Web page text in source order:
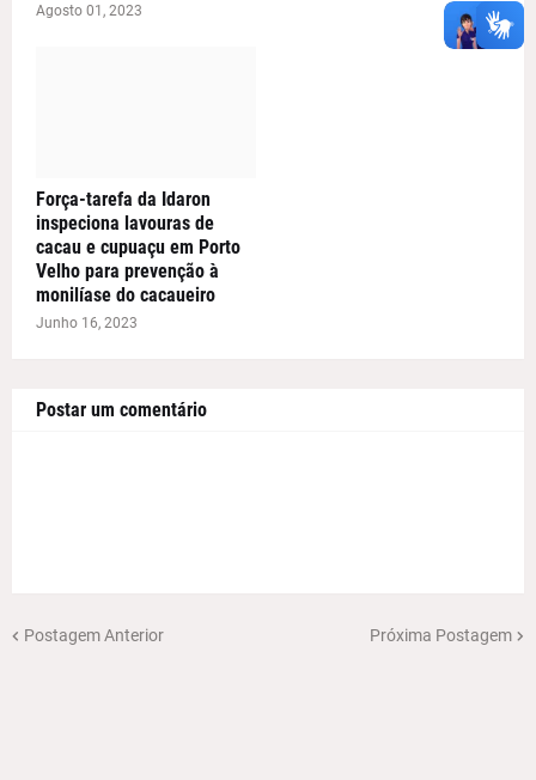
Agosto 01, 2023
Força-tarefa da Idaron
inspeciona lavouras de
cacau e cupuaçu em Porto
Velho para prevenção à
monilíase do cacaueiro
Junho 16, 2023
Postar um comentário
Postagem Anterior Próxima Postagem